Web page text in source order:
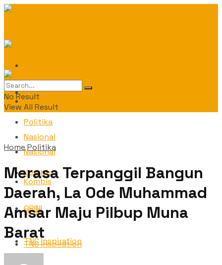
Politika
Nasional
Kombis
OPINI
TNC Inspiration
Daerah
Politika
Nasional
Kombis
OPINI
TNC Inspiration
No Result
View All Result
HomePolitika
Merasa Terpanggil Bangun
Daerah, La Ode Muhammad
Amsar Maju Pilbup Muna
Barat